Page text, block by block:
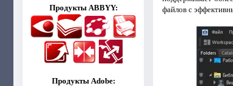
Продукты ABBYY:
Продукты Adobe:
файлов с